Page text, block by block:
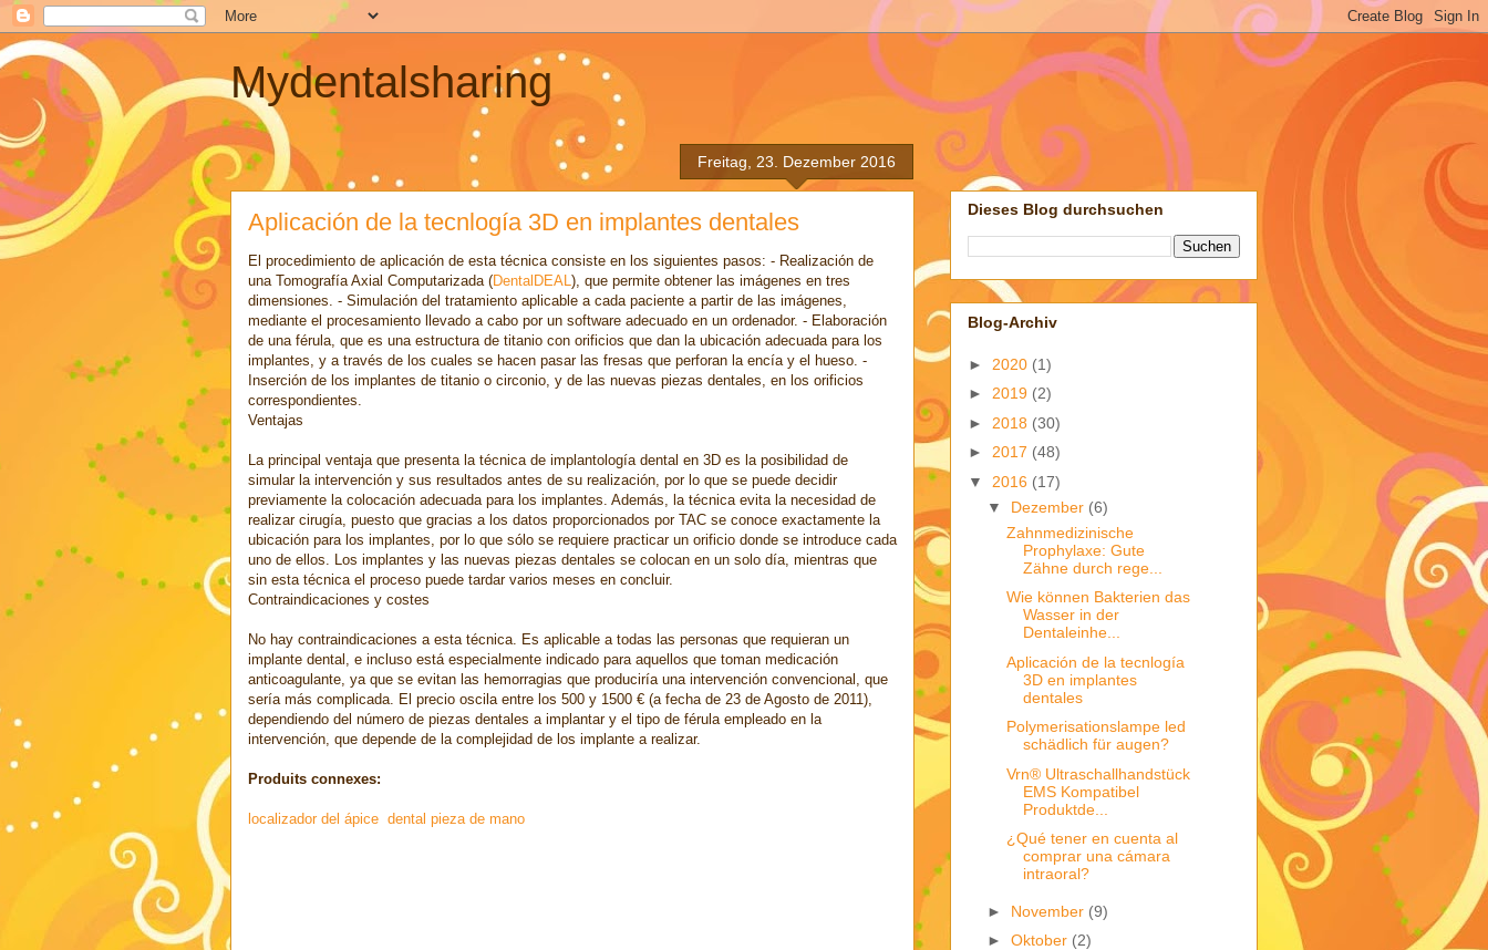
Mydentalsharing
Freitag, 23. Dezember 2016
Aplicación de la tecnlogía 3D en implantes dentales
El procedimiento de aplicación de esta técnica consiste en los siguientes pasos: - Realización de
una Tomografía Axial Computarizada (DentalDEAL), que permite obtener las imágenes en tres
dimensiones. - Simulación del tratamiento aplicable a cada paciente a partir de las imágenes,
mediante el procesamiento llevado a cabo por un software adecuado en un ordenador. - Elaboración
de una férula, que es una estructura de titanio con orificios que dan la ubicación adecuada para los
implantes, y a través de los cuales se hacen pasar las fresas que perforan la encía y el hueso. -
Inserción de los implantes de titanio o circonio, y de las nuevas piezas dentales, en los orificios
correspondientes.
Ventajas
La principal ventaja que presenta la técnica de implantología dental en 3D es la posibilidad de
simular la intervención y sus resultados antes de su realización, por lo que se puede decidir
previamente la colocación adecuada para los implantes. Además, la técnica evita la necesidad de
realizar cirugía, puesto que gracias a los datos proporcionados por TAC se conoce exactamente la
ubicación para los implantes, por lo que sólo se requiere practicar un orificio donde se introduce cada
uno de ellos. Los implantes y las nuevas piezas dentales se colocan en un solo día, mientras que
sin esta técnica el proceso puede tardar varios meses en concluir.
Contraindicaciones y costes
No hay contraindicaciones a esta técnica. Es aplicable a todas las personas que requieran un
implante dental, e incluso está especialmente indicado para aquellos que toman medicación
anticoagulante, ya que se evitan las hemorragias que produciría una intervención convencional, que
sería más complicada. El precio oscila entre los 500 y 1500 € (a fecha de 23 de Agosto de 2011),
dependiendo del número de piezas dentales a implantar y el tipo de férula empleado en la
intervención, que depende de la complejidad de los implante a realizar.
Produits connexes:
localizador del ápice dental pieza de mano
Dieses Blog durchsuchen
Blog-Archiv
► 2020 (1)
► 2019 (2)
► 2018 (30)
► 2017 (48)
▼ 2016 (17)
▼ Dezember (6)
Zahnmedizinische
Prophylaxe: Gute
Zähne durch rege...
Wie können Bakterien das
Wasser in der
Dentaleinhe...
Aplicación de la tecnlogía
3D en implantes
dentales
Polymerisationslampe led
schädlich für augen?
Vrn® Ultraschallhandstück
EMS Kompatibel
Produktde...
¿Qué tener en cuenta al
comprar una cámara
intraoral?
► November (9)
► Oktober (2)